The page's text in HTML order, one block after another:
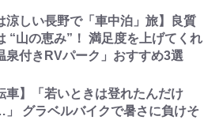
涼しい長野で「車中泊」旅】良質
“山の恵み”！ 満足度を上げてくれ
泉付きRVパーク」おすすめ3選
車】「若いときは登れたんだけ
グラベルバイクで暑さに負けそ